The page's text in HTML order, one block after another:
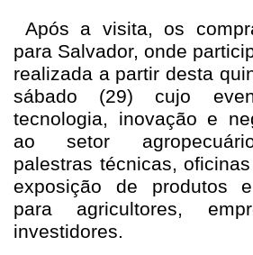
Após a visita, os
para Salvador, onde
realizada a partir desta
sábado (29) cujo
tecnologia, inovação e
ao setor
palestras técnicas,
exposição de produtos
para agricultores,
investidores.